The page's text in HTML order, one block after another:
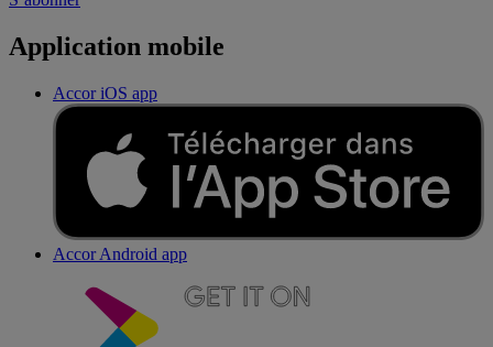
Application mobile
Accor iOS app
Accor Android app